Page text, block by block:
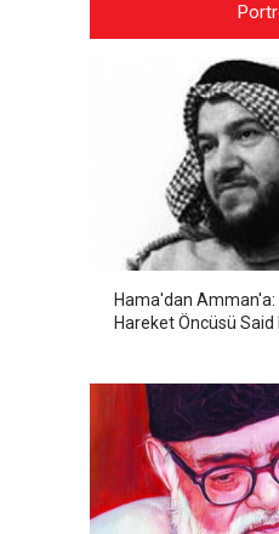
Hama'dan
Hareket Öncüsü Said